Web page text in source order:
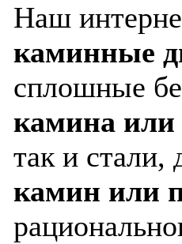
Наш
каминные
сплошные
камина или
так и стали,
камин или